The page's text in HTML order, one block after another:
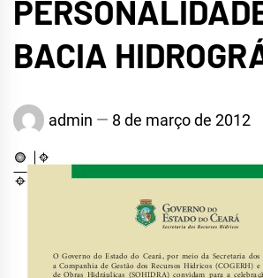
BACIA
admin 8 de março de 2012